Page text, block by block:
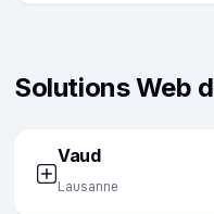
Solutions Web
Vaud
Lausanne